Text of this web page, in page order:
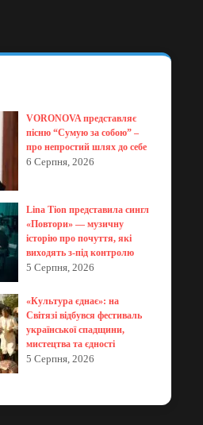
VORONOVA представляє
пісню “Сумую за собою” –
про непростий шлях до себе
6 Серпня, 2026
Lina Tion представила сингл
«Повтори» — музичну
історію про почуття, які
виходять з-під контролю
5 Серпня, 2026
«Культура єднає»: на
Світязі відбувся фестиваль
української спадщини,
мистецтва та єдності
5 Серпня, 2026